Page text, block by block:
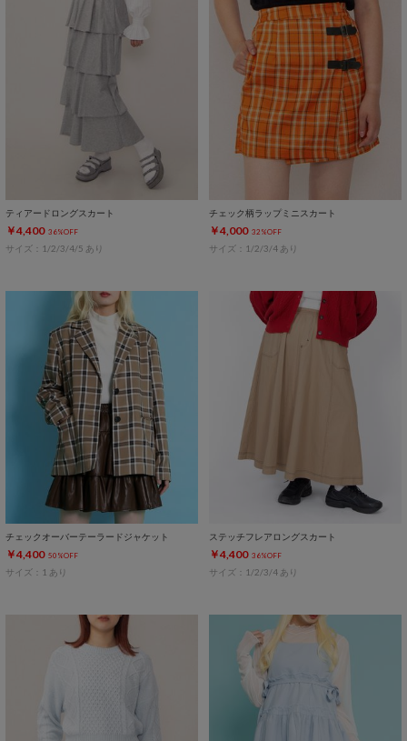
ティアードロングスカート
￥4,400 36%OFF
サイズ：1/2/3/4/5 あり
チェック柄ラップミニスカート
￥4,000 32%OFF
サイズ：1/2/3/4 あり
チェックオーバーテーラードジャケット
￥4,400 50%OFF
サイズ：1 あり
ステッチフレアロングスカート
￥4,400 36%OFF
サイズ：1/2/3/4 あり